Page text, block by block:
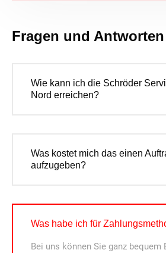
Fragen und Antworten
Wie kann ich die Schröder
Nord erreichen?
Was kostet mich das einen
aufzugeben?
Was habe ich für
Bei uns können Sie ganz bequem